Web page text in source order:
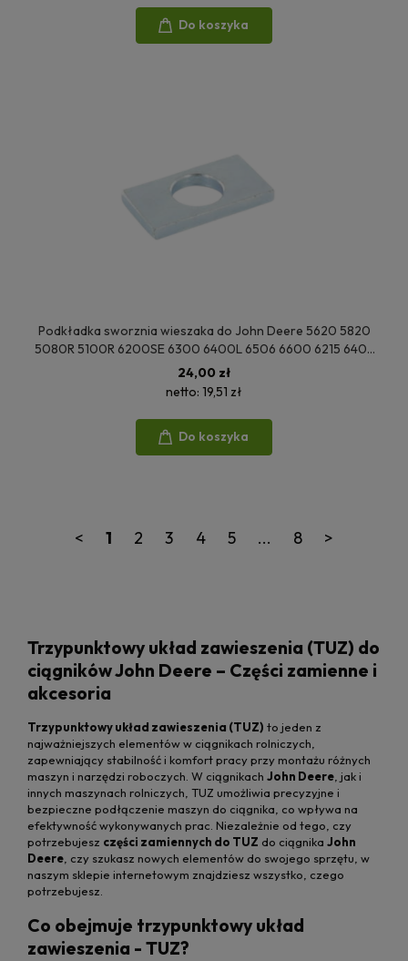
Do koszyka
Podkładka sworznia wieszaka do John Deere 5620 5820
5080R 5100R 6200SE 6300 6400L 6506 6600 6215 6405
6615 6010SE 6110 6310 6420 6530 6105M 7230PR L78761
24,00 zł
netto: 19,51 zł
Do koszyka
< 1 2 3 4 5 ... 8 >
Trzypunktowy układ zawieszenia (TUZ) do
ciągników John Deere – Części zamienne i
akcesoria
Trzypunktowy układ zawieszenia (TUZ) to jeden z
najważniejszych elementów w ciągnikach rolniczych,
zapewniający stabilność i komfort pracy przy montażu różnych
maszyn i narzędzi roboczych. W ciągnikach John Deere , jak i
innych maszynach rolniczych, TUZ umożliwia precyzyjne i
bezpieczne podłączenie maszyn do ciągnika, co wpływa na
efektywność wykonywanych prac. Niezależnie od tego, czy
potrzebujesz części zamiennych do TUZ do ciągnika John
Deere , czy szukasz nowych elementów do swojego sprzętu, w
naszym sklepie internetowym znajdziesz wszystko, czego
potrzebujesz.
Co obejmuje trzypunktowy układ
zawieszenia - TUZ?